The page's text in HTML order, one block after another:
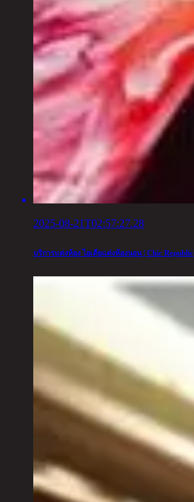
2025-08-21T02:57:27.28
บริการแต่งห้อง ไอเดียแต่งห้องนอน | Chic Republic